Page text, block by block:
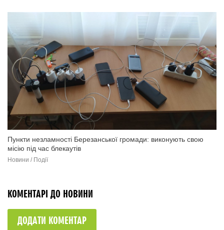
Пункти незламності Березанської громади: виконують свою
місію під час блекаутів
Новини / Події
КОМЕНТАРІ ДО НОВИНИ
ДОДАТИ КОМЕНТАР